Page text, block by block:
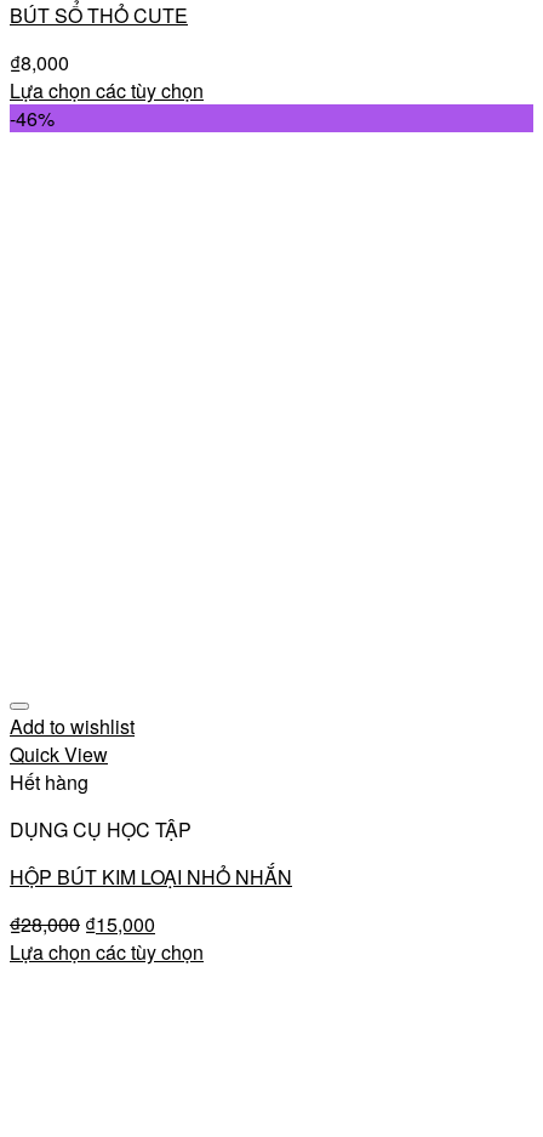
BÚT SỔ THỎ CUTE
₫8,000
Lựa chọn các tùy chọn
-46%
Add to wishlist
Quick View
Hết hàng
DỤNG CỤ HỌC TẬP
HỘP BÚT KIM LOẠI NHỎ NHẮN
₫28,000 ₫15,000
Lựa chọn các tùy chọn